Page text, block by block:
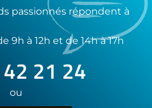
passionnés répondent à
9h à 12h et de 14h à 17h
21 24
ou